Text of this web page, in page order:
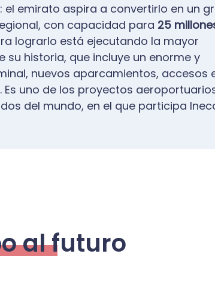
el emirato aspira a convertirlo en un
con capacidad para 25
lograrlo está ejecutando la mayor
su historia, que incluye un enorme y
nuevos aparcamientos, accesos
Es uno de los proyectos
del mundo, en el que participa
al futuro